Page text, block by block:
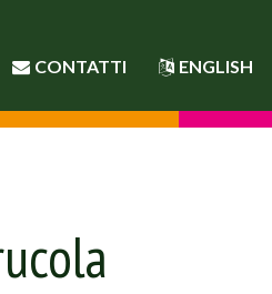
CONTATTI ENGLISH